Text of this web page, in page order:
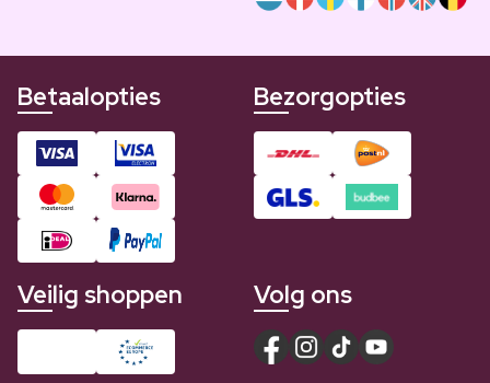
Betaalopties Bezorgopties
Veilig shoppen Volg ons